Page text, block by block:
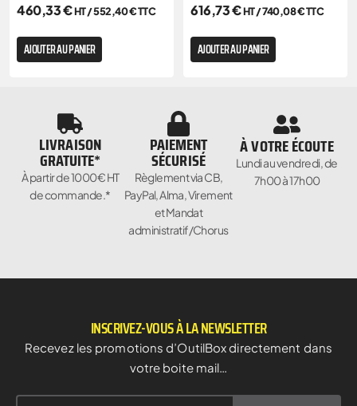
460,33€HT /552,40€TTC
AJOUTER AU PANIER
616,73€HT /740,08€TTC
AJOUTER AU PANIER
LIVRAISON
GRATUITE*
À partir de 1000€ HT
de commande.*
PAIEMENT
SÉCURISÉ
Règlement via CB,
PayPal, Alma, Virement
et Mandat
administratif/Chorus
À VOTRE ÉCOUTE
Lundi au vendredi, de
7h00 à 17h00
INSCRIVEZ-VOUS À LA NEWSLETTER
Recevez les promotions d’OutilBox directement dans
votre boite mail…